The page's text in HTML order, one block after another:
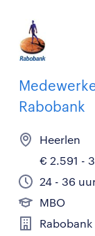
Rabobank
Heerlen
€ 2.591 -
24 - 36
MBO
Rabobank